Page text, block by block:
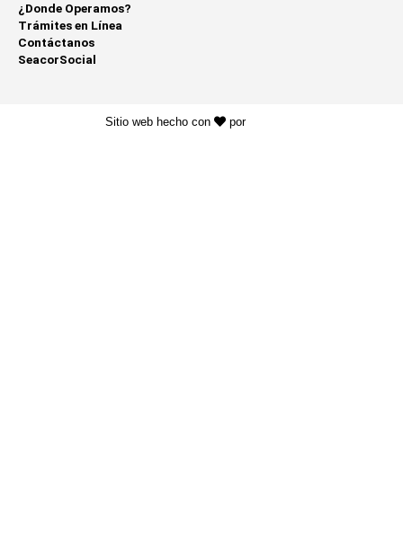
¿Donde Operamos?
Trámites en Línea
Contáctanos
SeacorSocial
Sitio web hecho con por